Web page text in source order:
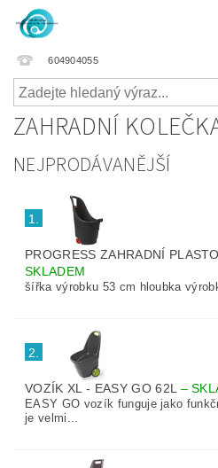
604904055
ZAHRADNÍ
NEJPRODÁVANĚJŠÍ
1.
PROGRESS ZAHRADNÍ
SKLADEM
šířka výrobku 53 cm hloubka
2.
VOZÍK XL - EASY GO 62L –
EASY GO vozík funguje jako
je velmi...